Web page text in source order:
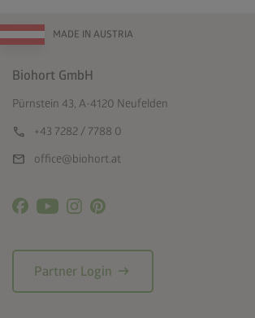
MADE IN AUSTRIA
Biohort GmbH
Pürnstein 43, A-4120 Neufelden
call +43 7282 / 7788 0
mail office@biohort.at
Partner Login arrow_right_alt